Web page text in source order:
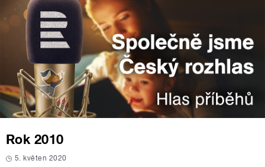
Rok 2010
5. květen 2020